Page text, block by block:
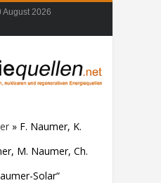
August 2026
» F. Naumer, K.
M. Naumer, Ch.
Solar“